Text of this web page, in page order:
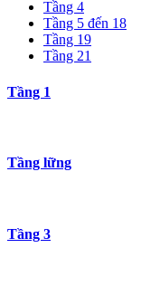
Tầng 4
Tầng 5 đến 18
Tầng 19
Tầng 21
Tầng 1
Tầng lững
Tầng 3